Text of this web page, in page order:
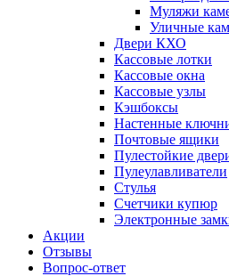
Муляжи
Уличные
Двери КХО
Кассовые лотки
Кассовые окна
Кассовые узлы
Кэшбоксы
Настенные
Почтовые ящики
Пулестойкие
Пулеулавливатели
Стулья
Счетчики купюр
Электронные
Акции
Отзывы
Вопрос-ответ